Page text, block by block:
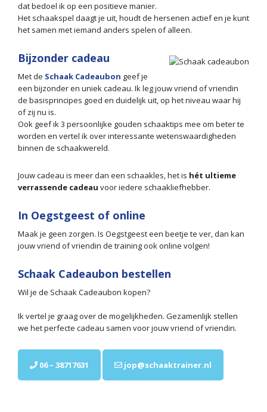
dat bedoel ik op een positieve manier.
Het schaakspel daagt je uit, houdt de hersenen actief en je kunt
het samen met iemand anders spelen of alleen.
Bijzonder cadeau
Met de Schaak Cadeaubon geef je
een bijzonder en uniek cadeau. Ik leg jouw vriend of vriendin
de basisprincipes goed en duidelijk uit, op het niveau waar hij
of zij nu is.
Ook geef ik 3 persoonlijke gouden schaaktips mee om beter te
worden en vertel ik over interessante wetenswaardigheden
binnen de schaakwereld.
Jouw cadeau is meer dan een schaakles, het is hét ultieme
verrassende cadeau voor iedere schaakliefhebber.
In Oegstgeest of online
Maak je geen zorgen. Is Oegstgeest een beetje te ver, dan kan
jouw vriend of vriendin de training ook online volgen!
Schaak Cadeaubon bestellen
Wil je de Schaak Cadeaubon kopen?
Ik vertel je graag over de mogelijkheden. Gezamenlijk stellen
we het perfecte cadeau samen voor jouw vriend of vriendin.
06 – 38717631 jop@schaaktrainer.nl